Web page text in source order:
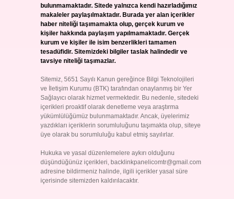
bulunmamaktadır. Sitede yalnızca kendi hazırladığımız
makaleler paylaşılmaktadır. Burada yer alan içerikler
haber niteliği taşımamakta olup, gerçek kurum ve
kişiler hakkında paylaşım yapılmamaktadır. Gerçek
kurum ve kişiler ile isim benzerlikleri tamamen
tesadüfidir. Sitemizdeki bilgiler taslak halindedir ve
tavsiye niteliği taşımazlar.
Sitemiz, 5651 Sayılı Kanun gereğince Bilgi Teknolojileri
ve İletişim Kurumu (BTK) tarafından onaylanmış bir Yer
Sağlayıcı olarak hizmet vermektedir. Bu nedenle, sitedeki
içerikleri proaktif olarak denetleme veya araştırma
yükümlülüğümüz bulunmamaktadır. Ancak, üyelerimiz
yazdıkları içeriklerin sorumluluğunu taşımakta olup, siteye
üye olarak bu sorumluluğu kabul etmiş sayılırlar.
Hukuka ve yasal düzenlemelere aykırı olduğunu
düşündüğünüz içerikleri, backlinkpanelicomtr@gmail.com
adresine bildirmeniz halinde, ilgili içerikler yasal süre
içerisinde sitemizden kaldırılacaktır.